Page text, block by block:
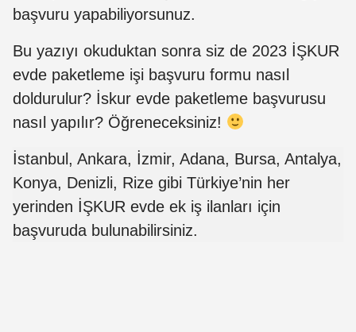
başvuru yapabiliyorsunuz.
Bu yazıyı okuduktan sonra siz de 2023 İŞKUR
evde paketleme işi başvuru formu nasıl
doldurulur? İskur evde paketleme başvurusu
nasıl yapılır? Öğreneceksiniz!
İstanbul, Ankara, İzmir, Adana, Bursa, Antalya,
Konya, Denizli, Rize gibi Türkiye’nin her
yerinden İŞKUR evde ek iş ilanları için
başvuruda bulunabilirsiniz.